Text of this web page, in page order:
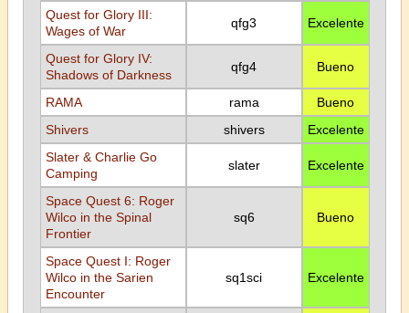
Quest for Glory III:
Wages of War
qfg3 Excelente
Quest for Glory IV:
Shadows of Darkness
qfg4 Bueno
RAMA rama
Bueno
Shivers
shivers
Excelente
Slater & Charlie Go
Camping
slater Excelente
Space Quest 6: Roger
Wilco in the Spinal
Frontier
sq6 Bueno
Space Quest I: Roger
Wilco in the Sarien
Encounter
sq1sci Excelente